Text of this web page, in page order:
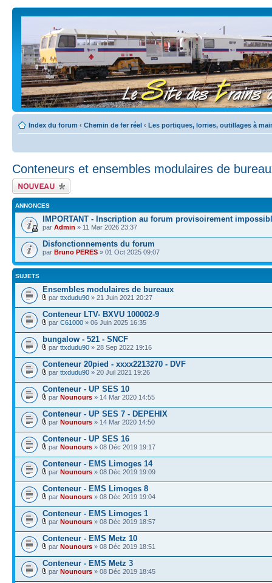
Index du forum ‹ Chemin de fer réel ‹ Les portiques, lorries, outillages à
Conteneurs et ensembles modulaires de
Écrire un nouveau
sujet
ANNONCES
IMPORTANT - Inscription au forum provisoirement
par Admin » 11 Mar 2026 23:37
Disfonctionnements du forum
par Bruno PERES » 01 Oct 2025 09:07
SUJETS
Ensembles modulaires de bureaux
par ttxdudu90 » 21 Juin 2021 20:27
Conteneur LTV- BXVU 100002-9
par C61000 » 06 Juin 2025 16:35
bungalow - 521 - SNCF
par ttxdudu90 » 28 Sep 2022 19:16
Conteneur 20pied - xxxx2213270 - DVF
par ttxdudu90 » 20 Juil 2021 19:26
Conteneur - UP SES 10
par Nounours » 14 Mar 2020 14:55
Conteneur - UP SES 7 - DEPEHIX
par Nounours » 14 Mar 2020 14:50
Conteneur - UP SES 16
par Nounours » 08 Déc 2019 19:17
Conteneur - EMS Limoges 14
par Nounours » 08 Déc 2019 19:09
Conteneur - EMS Limoges 8
par Nounours » 08 Déc 2019 19:04
Conteneur - EMS Limoges 1
par Nounours » 08 Déc 2019 18:57
Conteneur - EMS Metz 10
par Nounours » 08 Déc 2019 18:51
Conteneur - EMS Metz 3
par Nounours » 08 Déc 2019 18:45